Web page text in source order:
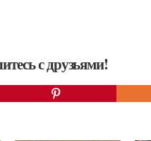
с друзьями!